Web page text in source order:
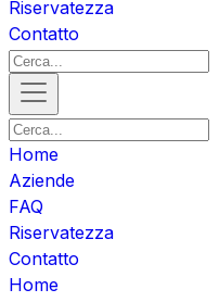
Riservatezza
Contatto
Home
Aziende
FAQ
Riservatezza
Contatto
Home